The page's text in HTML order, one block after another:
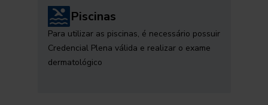
Piscinas
Para utilizar as piscinas, é necessário possuir
Credencial Plena válida e realizar o exame
dermatológico